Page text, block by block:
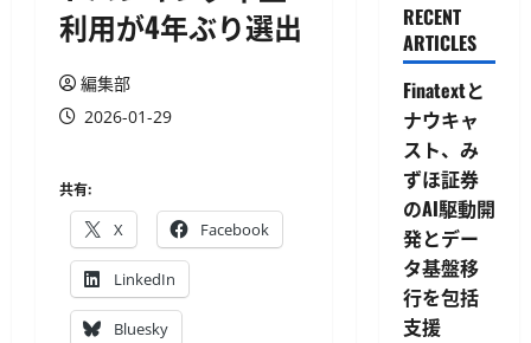
利用が4年ぶり選出
編集部
2026-01-29
共有:
X Facebook
LinkedIn
Bluesky
RECENT
ARTICLES
Finatextと
ナウキャ
スト、み
ずほ証券
のAI駆動開
発とデー
タ基盤移
行を包括
支援